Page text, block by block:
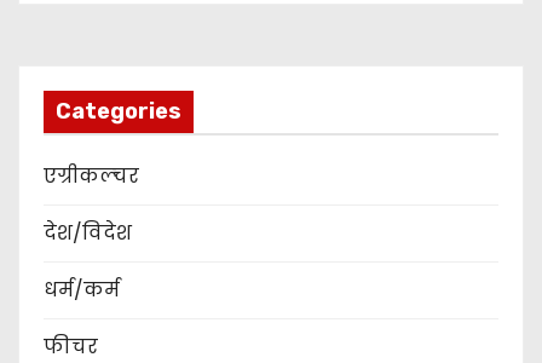
Categories
एग्रीकल्चर
देश/विदेश
धर्म/कर्म
फीचर